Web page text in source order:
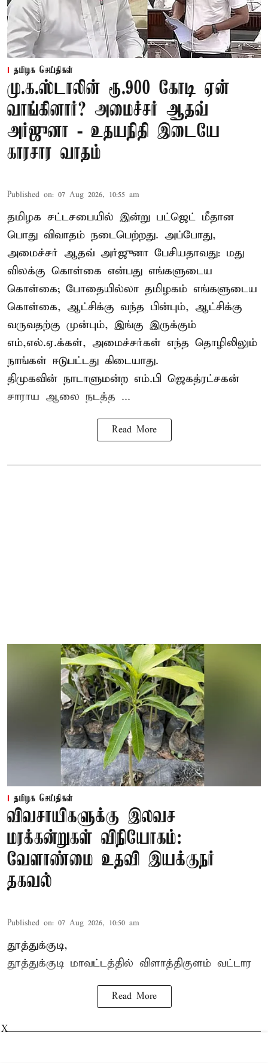
தமிழக செய்திகள்
மு.க.ஸ்டாலின் ரூ.900 கோடி ஏன்
வாங்கினார்? அமைச்சர் ஆதவ்
அர்ஜுனா - உதயநிதி இடையே
காரசார வாதம்
Published on: 07 Aug 2026, 10:55 am
தமிழக சட்டசபையில் இன்று பட்ஜெட் மீதான
பொது விவாதம் நடைபெற்றது. அப்போது,
அமைச்சர் ஆதவ் அர்ஜுனா பேசியதாவது: மது
விலக்கு கொள்கை என்பது எங்களுடைய
கொள்கை; போதையில்லா தமிழகம் எங்களுடைய
கொள்கை, ஆட்சிக்கு வந்த பின்பும், ஆட்சிக்கு
வருவதற்கு முன்பும், இங்கு இருக்கும்
எம்,எல்.ஏ.க்கள், அமைச்சர்கள் எந்த தொழிலிலும்
நாங்கள் ஈடுபட்டது கிடையாது.
திமுகவின் நாடாளுமன்ற எம்.பி ஜெகத்ரட்சகன்
சாராய ஆலை நடத்த ...
Read More
தமிழக செய்திகள்
விவசாயிகளுக்கு இலவச
மரக்கன்றுகள் விநியோகம்:
வேளாண்மை உதவி இயக்குநர்
தகவல்
Published on: 07 Aug 2026, 10:50 am
தூத்துக்குடி,
தூத்துக்குடி மாவட்டத்தில் விளாத்திகுளம் வட்டார
Read More
X